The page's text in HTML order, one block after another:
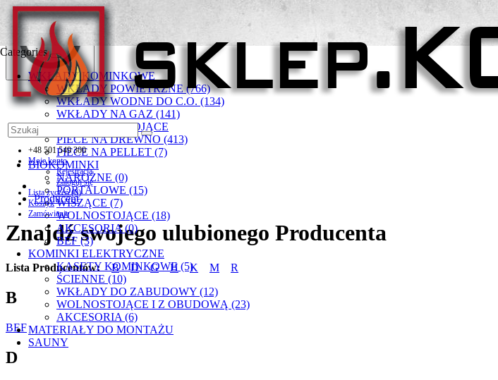
+48 501 549 300
Moje konto
Rejestracja
Zaloguj się
Lista życzeń (0)
Koszyk
Zamówienie
Categories
WKŁADY KOMINKOWE
WKŁADY POWIETRZNE (766)
WKŁADY WODNE DO C.O. (134)
WKŁADY NA GAZ (141)
PIECYKI WOLNOSTOJĄCE
PIECE NA DREWNO (413)
PIECE NA PELLET (7)
BIOKOMINKI
NAROŻNE (0)
PORTALOWE (15)
WISZĄCE (7)
WOLNOSTOJĄCE (18)
AKCESORIA (0)
BEF (3)
KOMINKI ELEKTRYCZNE
KASETY KOMINKOWE (5)
ŚCIENNE (10)
WKŁADY DO ZABUDOWY (12)
WOLNOSTOJĄCE I Z OBUDOWĄ (23)
AKCESORIA (6)
MATERIAŁY DO MONTAŻU
SAUNY
Producent
Znajdź swojego ulubionego Producenta
Lista Producentów: B D G H K M R
B
BEF
D